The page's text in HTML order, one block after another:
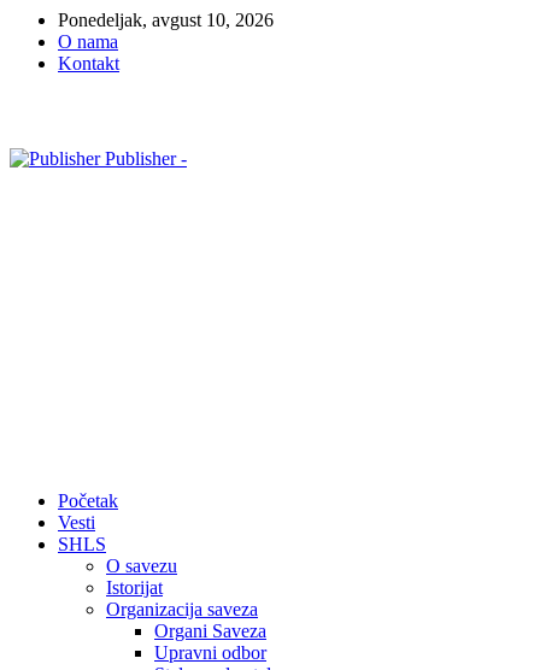
Ponedeljak, avgust 10, 2026
O nama
Kontakt
Publisher -
Početak
Vesti
SHLS
O savezu
Istorijat
Organizacija saveza
Organi Saveza
Upravni odbor